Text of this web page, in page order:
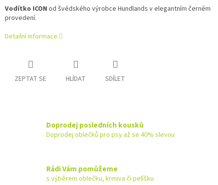
Vodítko ICON od švédského výrobce Hundlands v elegantním černém
provedení.
Detailní informace
ZEPTAT SE HLÍDAT SDÍLET
Doprodej posledních kousků
Doprodej oblečků pro psy až se 40% slevou
Rádi Vám pomůžeme
s výběrem oblečku, krmiva či pelíšku